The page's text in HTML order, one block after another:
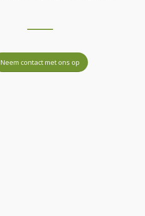
Neem contact met ons op